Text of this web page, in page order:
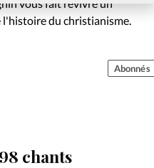
vous fait revivre un
du christianisme.
Abonnés
chants